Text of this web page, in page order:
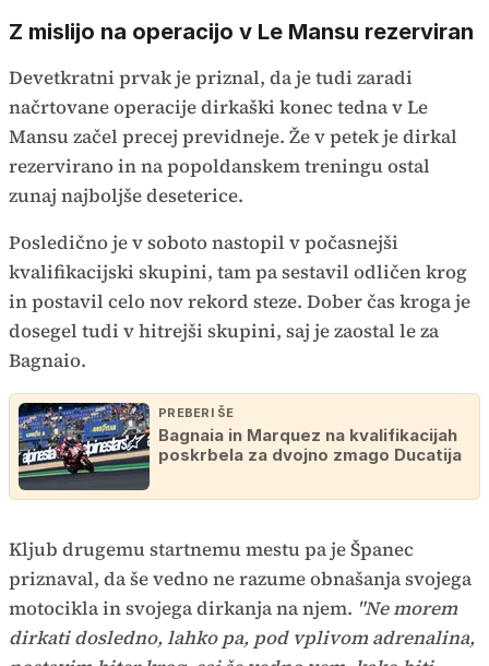
Z mislijo na operacijo v Le Mansu rezerviran
Devetkratni prvak je priznal, da je tudi zaradi
načrtovane operacije dirkaški konec tedna v Le
Mansu začel precej previdneje. Že v petek je dirkal
rezervirano in na popoldanskem treninguostal
zunaj najboljše deseterice.
Posledično je v soboto nastopil v počasnejši
kvalifikacijski skupini, tam pa sestavil odličen krog
in postavil celo nov rekord steze. Dober čas kroga je
dosegel tudi v hitrejši skupini, saj je zaostal le za
Bagnaio.
PREBERI ŠE
Bagnaia in Marquez na kvalifikacijah
poskrbela za dvojno zmago Ducatija
Kljub drugemu startnemu mestu pa je Španec
priznaval, da še vedno ne razume obnašanja svojega
motocikla in svojega dirkanja na njem. "Ne morem
dirkati dosledno, lahko pa, pod vplivom adrenalina,